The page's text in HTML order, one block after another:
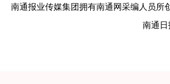
南通报业传媒集团拥有南通网采编人员所
南通日